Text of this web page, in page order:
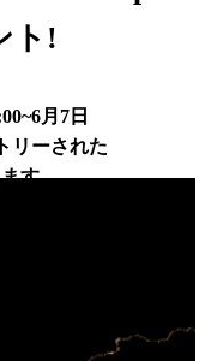
ト!
月7日
リーされた
す。